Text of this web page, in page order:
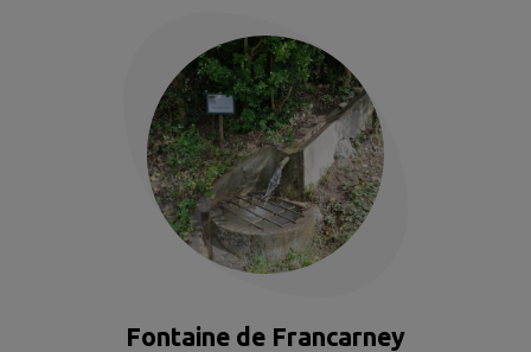
Fontaine de Francarney